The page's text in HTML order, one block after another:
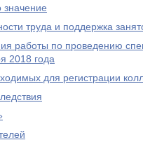
значение
труда и поддержка
работы по проведению
2018 года
для регистрации